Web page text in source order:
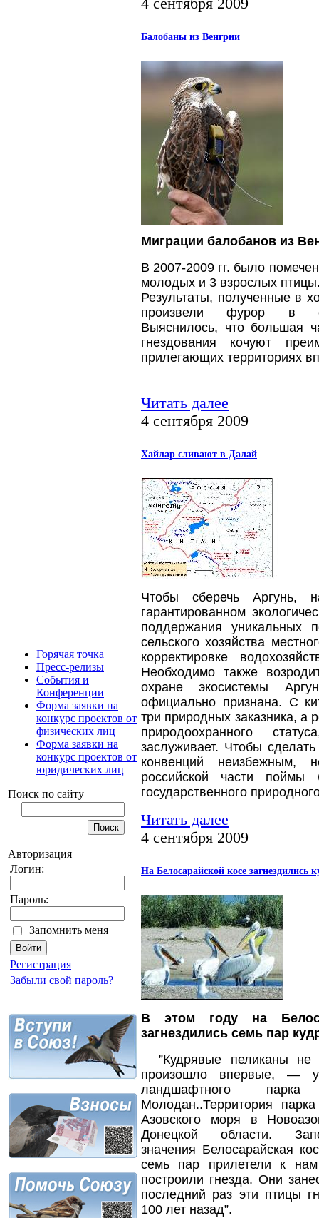
Горячая точка
Пресс-релизы
События и
Конференции
Форма заявки на
конкурс проектов от
физических лиц
Форма заявки на
конкурс проектов от
юридических лиц
Поиск по сайту
Авторизация
Логин:
Пароль:
Запомнить меня
Регистрация
Забыли свой пароль?
4 сентября 2009
Балобаны из Венгрии
Миграции балобанов из
В 2007-2009 гг. было
молодых и 3 взрослых
Результаты, полученные в
произвели фурор в
Выяснилось, что большая
гнездования кочуют
прилегающих территориях
Читать далее
4 сентября 2009
Хайлар сливают в Далай
Чтобы сберечь Аргунь,
гарантированном
поддержания уникальных
сельского хозяйства
корректировке
Необходимо также
охране экосистемы
официально признана. С
три природных заказника, а
природоохранного
заслуживает. Чтобы
конвенций неизбежным,
российской части поймы
государственного
Читать далее
4 сентября 2009
На Белосарайской косе загнездились
В этом году на
загнездились семь пар
”Кудрявые пеликаны не
произошло впервые, —
ландшафтного
Молодан..Территория
Азовского моря в
Донецкой области.
значения Белосарайская
семь пар прилетели к
построили гнезда. Они
последний раз эти птицы
100 лет назад”.